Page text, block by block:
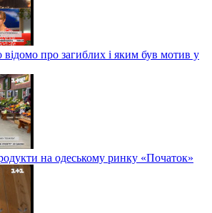
відомо про загиблих і яким був мотив у
на одеському ринку «Початок»